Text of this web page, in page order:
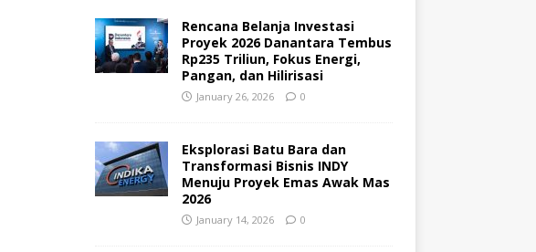
Rencana Belanja Investasi
Proyek 2026 Danantara Tembus
Rp235 Triliun, Fokus Energi,
Pangan, dan Hilirisasi
January 26, 2026 0
Eksplorasi Batu Bara dan
Transformasi Bisnis INDY
Menuju Proyek Emas Awak Mas
2026
January 14, 2026 0